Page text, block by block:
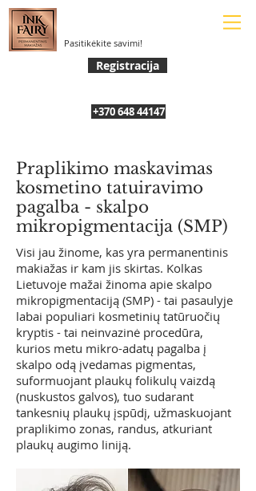
Pasitikėkite savimi!
Registracija
+370 648 44147
Praplikimo maskavimas
kosmetino tatuiravimo
pagalba - skalpo
mikropigmentacija (SMP)
Visi jau žinome, kas yra permanentinis
makiažas ir kam jis skirtas. Kolkas
Lietuvoje mažai žinoma apie skalpo
mikropigmentaciją (SMP) - tai pasaulyje
labai populiari kosmetinių tatūruočių
kryptis - tai neinvazinė procedūra,
kurios metu mikro-adatų pagalba į
skalpo odą įvedamas pigmentas,
suformuojant plaukų folikulų vaizdą
(nuskustos galvos), tuo sudarant
tankesnių plaukų įspūdį, užmaskuojant
praplikimo zonas, randus, atkuriant
plaukų augimo liniją.